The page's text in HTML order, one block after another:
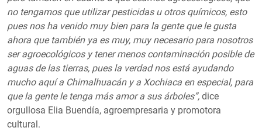
no tengamos que utilizar pesticidas u otros químicos, esto
pues nos ha venido muy bien para la gente que le gusta
ahora que también ya es muy, muy necesario para nosotros
ser agroecológicos y tener menos contaminación posible de
aguas de las tierras, pues la verdad nos está ayudando
mucho aquí a Chimalhuacán y a Xochiaca en especial, para
que la gente le tenga más amor a sus árboles”, dice
orgullosa Elia Buendía, agroempresaria y promotora
cultural.